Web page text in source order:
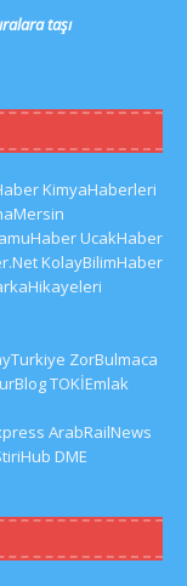
taşı
KimyaHaberleri
UcakHaber
KolayBilimHaber
ZorBulmaca
TOKİEmlak
ArabRailNews
DME